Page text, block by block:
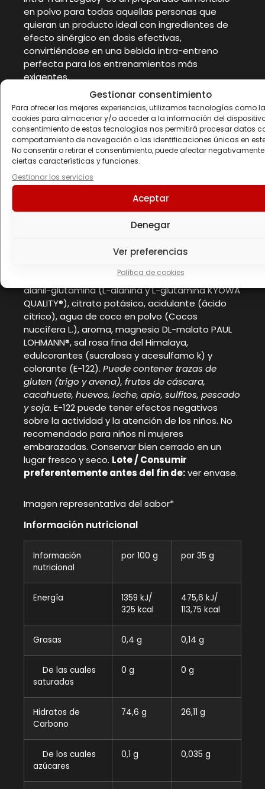
Gestionar consentimiento
Para ofrecer las mejores experiencias, utilizamos tecnologías como
cookies para almacenar y/o acceder a la información del
consentimiento de estas tecnologías nos permitirá procesar datos
comportamiento de navegación o las identificaciones únicas en
No consentir o retirar el consentimiento, puede afectar
ciertas características y funciones.
Gestionar los servicios
Aceptar
Denegar
Ver preferencias
Política de cookies
en polvo para todas aquellas personas que
quieran un producto ideal con ingredientes de
efecto sinérgico en dosis efectivas,
convirtiéndose en una bebida intra-entreno
perfecta para los entrenamientos más
exigentes.
SABORES – Watermelon,
FORMATOS – 1050 g
Ingredientes
Preparado en polvo a base de hidratos de
carbono y aminoácidos, con edulcorantes,
enriquecido con minerales. Sabor sandía.
Peso neto:1050 g.Consejo de utilización:
Tomar 35 g (1 cazo colmado de 20 ml aprox.)
Ingredientes:CLUSTER DEXTRIN™
antiaglomerante (dióxido de silicio), mezcla de
alanil-glutamina (L-alanina y L-glutamina KYOWA
QUALITY®), citrato potásico, acidulante (ácido
cítrico), agua de coco en polvo (Cocos
nuccífera L.), aroma, magnesio DL-malato PAUL
LOHMANN®, sal rosa fina del Himalaya,
edulcorantes (sucralosa y acesulfamo k) y
colorante (E-122). Puede contener trazas de
gluten (trigo y avena), frutos de cáscara,
cacahuete, huevos, leche, apio, sulfitos, pescado
y soja. E-122 puede tener efectos negativos
sobre la actividad y la atención de los niños. No
recomendado para niños ni mujeres
embarazadas. Conservar bien cerrado en un
lugar fresco y seco. Lote / Consumir
preferentemente antes del fin de:ver envase.
Imagen representativa del sabor*
Información nutricional
Información
nutricional
por 100 g por 35 g
Energía
1359 kJ/
325 kcal
475,6 kJ/
113,75 kcal
Grasas 0,4 g 0,14 g
De las cuales
saturadas
0 g 0 g
Hidratos de
Carbono
74,6 g 26,11 g
De los cuales
azúcares
0,1 g 0,035 g